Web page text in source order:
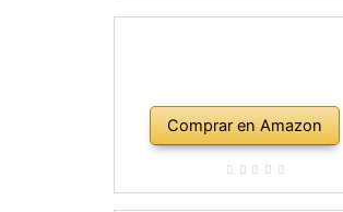
Comprar en Amazon